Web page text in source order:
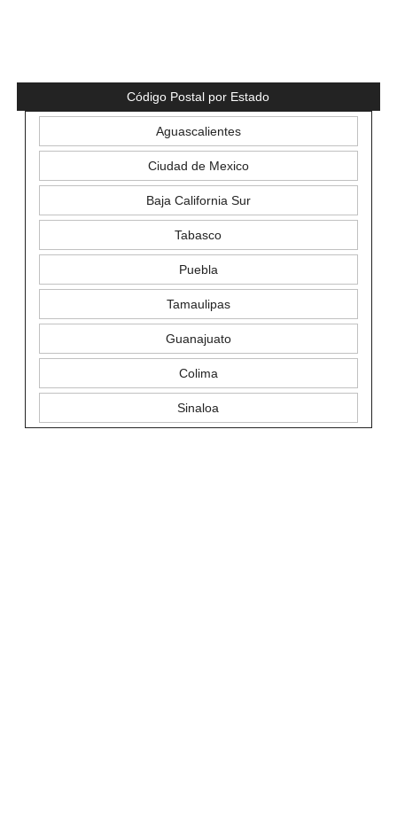
Código Postal por Estado
Aguascalientes
Ciudad de Mexico
Baja California Sur
Tabasco
Puebla
Tamaulipas
Guanajuato
Colima
Sinaloa